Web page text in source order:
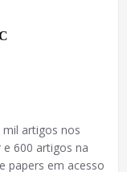
mil artigos nos
e 600 artigos na
papers em acesso